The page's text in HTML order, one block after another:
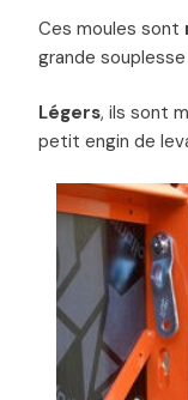
Ces moules sont
grande souplesse
Légers, ils sont
petit engin de